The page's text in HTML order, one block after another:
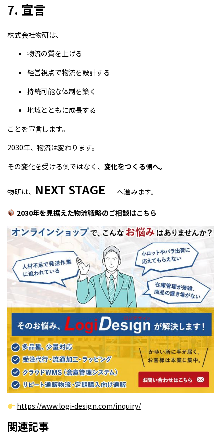
7. 宣言
株式会社物研は、
物流の質を上げる
経営視点で物流を設計する
持続可能な体制を築く
地域とともに成長する
ことを宣言します。
2030年、物流は変わります。
その変化を受ける側ではなく、 変化をつくる側へ。
物研は、 NEXT STAGE へ進みます。
2030年を見据えた物流戦略のご相談はこちら
https://www.logi-design.com/inquiry/
関連記事